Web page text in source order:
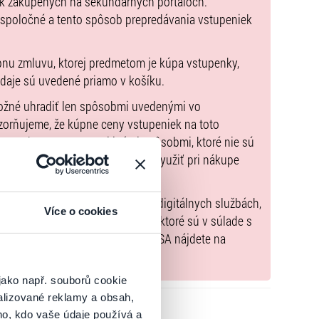
Více o cookies
např. souborů cookie
reklamy a obsah,
kdo vaše údaje používá a
hlavného mediálneho partnera, Rádia Vlna, a
Celým večerom Vás bude baviť i
Oldies Party Rádia
64,90 EUR
Skybox pre maximálne 10 osôb nad sektorom
výhľadom na celé podujatie, vrátane
kde po potvrdení záujmu budete v diskusií
a tento spôsob prepredávania vstupeniek
zmluvu, ktorej predmetom je kúpa vstupenky,
sú uvedené priamo v košíku.
uhradiť len spôsobmi uvedenými vo
že kúpne ceny vstupeniek na toto
GoOut, ani inými spôsobmi, ktoré nie sú
. Poukazy GoOut môžete využiť pri nákupe
nie je uvedené inak.
EÚ 2022/2065 (Akt o digitálnych službách,
, iba výrobky alebo služby, ktoré sú v súlade s
informácie a kontakty podľa DSA nájdete na